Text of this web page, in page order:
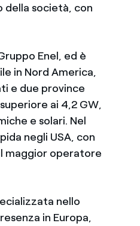
della società, con
Enel, ed è
in Nord America,
e due province
ai 4,2 GW,
e solari. Nel
negli USA, con
maggior operatore
nello
in Europa,